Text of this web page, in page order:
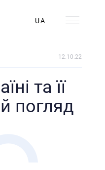
UA
12.10.22
та її
погляд